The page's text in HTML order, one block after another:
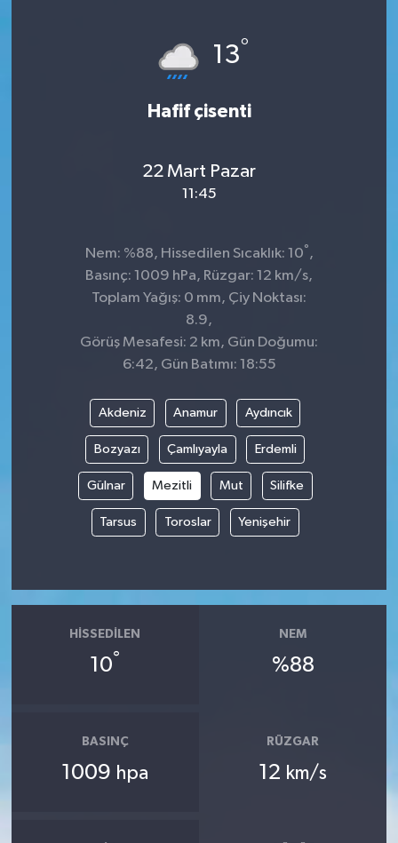
13°
Hafif çisenti
22 Mart Pazar
11:45
Nem: %88, Hissedilen Sıcaklık: 10° ,
Basınç: 1009 hPa, Rüzgar: 12 km/s,
Toplam Yağış: 0 mm, Çiy Noktası:
8.9,
Görüş Mesafesi: 2 km, Gün Doğumu:
6:42, Gün Batımı: 18:55
Akdeniz Anamur Aydıncık
Bozyazı Çamlıyayla Erdemli
Gülnar Mezitli Mut Silifke
Tarsus Toroslar Yenişehir
HISSEDILEN
10°
NEM
%88
BASINÇ
1009 hpa
RÜZGAR
12 km/s
KURDÎ
Sağlık & Yaşam
Yaşam